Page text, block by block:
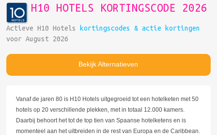
H10 HOTELS KORTINGSCODE 2026
Actieve H10 Hotels kortingscodes & actie kortingen
voor August 2026
Bekijk Alternatieven
Vanaf de jaren 80 is H10 Hotels uitgegroeid tot een hotelketen met 50
hotels op 20 verschillende plekken, met in totaal 12.000 kamers.
Daarbij behoort het tot de top tien van Spaanse hotelketens en is
momenteel aan het uitbreiden in de rest van Europa en de Caribbean.